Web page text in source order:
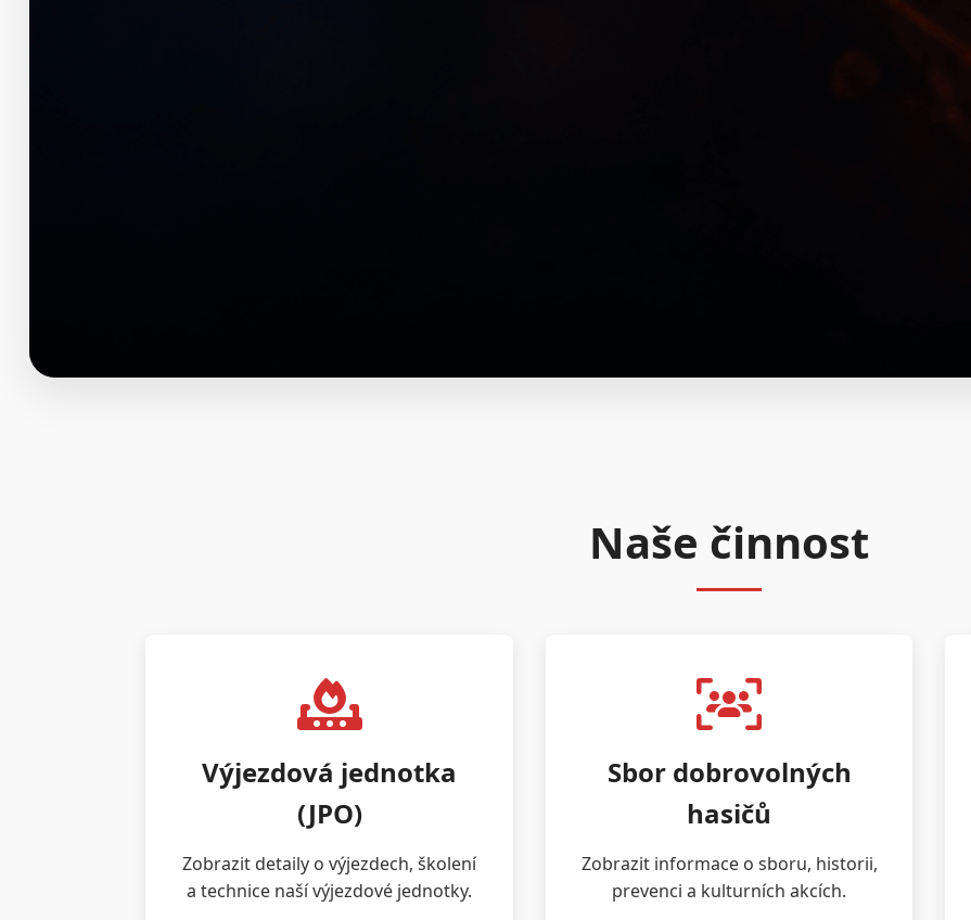
Naše činnost
Výjezdová jednotka
(JPO)
Zobrazit detaily o výjezdech, školení
a technice naší výjezdové jednotky.
Sbor dobrovolných
hasičů
Zobrazit informace o sboru, historii,
prevenci a kulturních akcích.